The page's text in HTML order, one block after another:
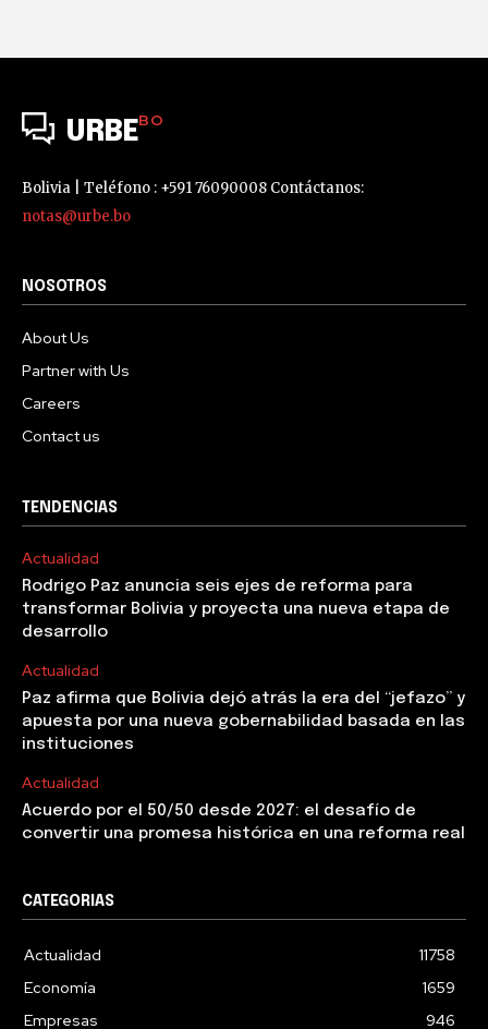
URBEBO
Bolivia | Teléfono : +591 76090008 Contáctanos:
notas@urbe.bo
NOSOTROS
About Us
Partner with Us
Careers
Contact us
TENDENCIAS
Actualidad
Rodrigo Paz anuncia seis ejes de reforma para
transformar Bolivia y proyecta una nueva etapa de
desarrollo
Actualidad
Paz afirma que Bolivia dejó atrás la era del “jefazo” y
apuesta por una nueva gobernabilidad basada en las
instituciones
Actualidad
Acuerdo por el 50/50 desde 2027: el desafío de
convertir una promesa histórica en una reforma real
CATEGORIAS
Actualidad
11758
Economía
1659
Empresas
946